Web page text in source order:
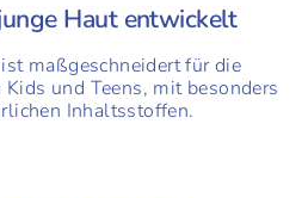
Haut entwickelt
maßgeschneidert für die
und Teens, mit besonders
Inhaltsstoffen.